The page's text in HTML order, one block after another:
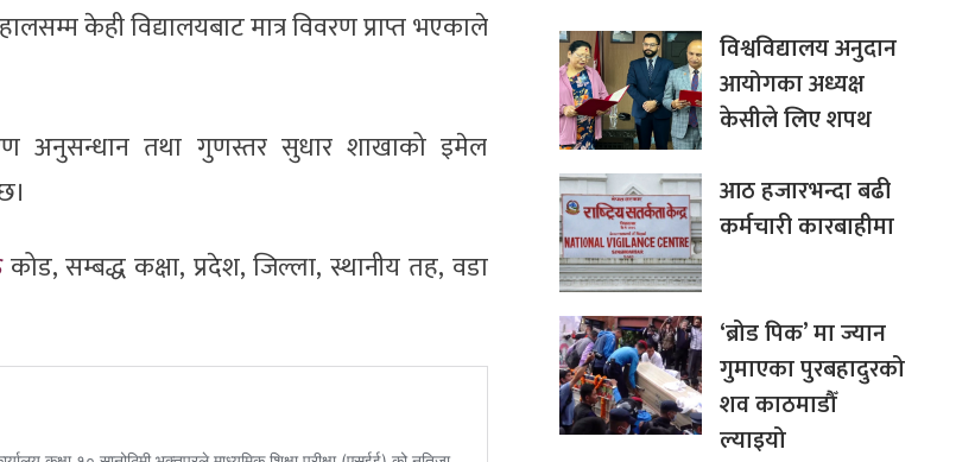
केही विद्यालयबाट मात्र विवरण प्राप्त भएकाले
अनुसन्धान तथा गुणस्तर सुधार शाखाको इमेल
कोड, सम्बद्ध कक्षा, प्रदेश, जिल्ला, स्थानीय तह, वडा
विश्वविद्यालय अनुदान
आयोगका अध्यक्ष
केसीले लिए शपथ
आठ हजारभन्दा बढी
कर्मचारी कारबाहीमा
‘ब्रोड पिक’ मा ज्यान
गुमाएका पुरबहादुरको
शव काठमाडौँ
ल्याइयो